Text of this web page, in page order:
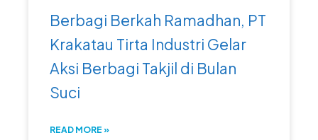
Berbagi Berkah Ramadhan, PT
Krakatau Tirta Industri Gelar
Aksi Berbagi Takjil di Bulan
Suci
READ MORE »